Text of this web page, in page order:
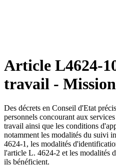
Article L4624-
travail -
Des décrets en Conseil d'Etat
personnels concourant aux
travail ainsi que les conditions
notamment les modalités du suivi
4624-1, les modalités
l'article L. 4624-2 et les modalités
ils bénéficient.